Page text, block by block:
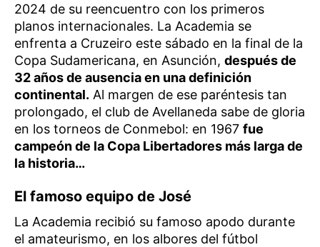
2024 de su reencuentro con los primeros
planos internacionales. La Academia se
enfrenta a Cruzeiro este sábado en la final de la
Copa Sudamericana, en Asunción, después de
32 años de ausencia en una definición
continental. Al margen de ese paréntesis tan
prolongado, el club de Avellaneda sabe de gloria
en los torneos de Conmebol: en 1967 fue
campeón de la Copa Libertadores más larga de
la historia…
El famoso equipo de José
La Academia recibió su famoso apodo durante
el amateurismo, en los albores del fútbol